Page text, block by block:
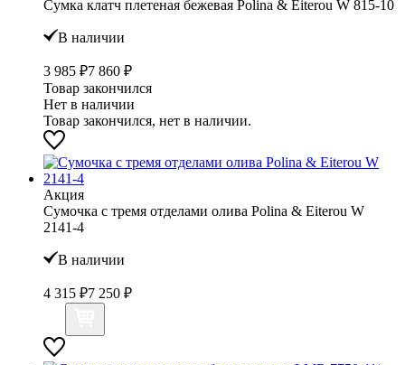
Сумка клатч плетеная бежевая Polina & Eiterou W 815-10
В наличии
3 985 ₽7 860 ₽
Товар закончился
Нет в наличии
Товар закончился, нет в наличии.
Акция
Сумочка с тремя отделами олива Polina & Eiterou W
2141-4
В наличии
4 315 ₽7 250 ₽